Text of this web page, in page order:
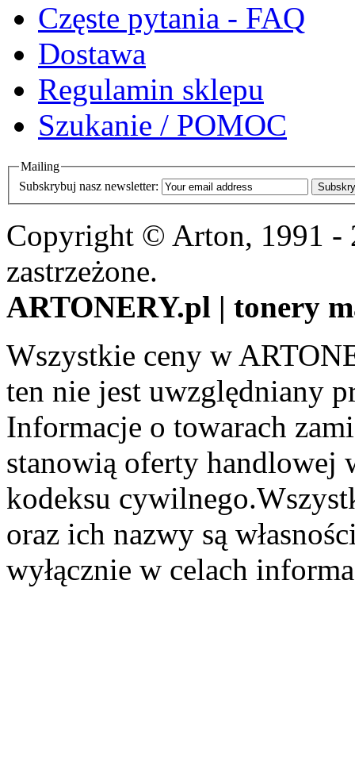
Częste pytania - FAQ
Dostawa
Regulamin sklepu
Szukanie / POMOC
Mailing
Subskrybuj nasz newsletter:
Copyright © Arton, 1991 -
zastrzeżone.
ARTONERY.pl | tonery
Wszystkie ceny w
ten nie jest uwzględniany
Informacje o towarach
stanowią oferty
kodeksu
oraz ich nazwy są
wyłącznie w celach